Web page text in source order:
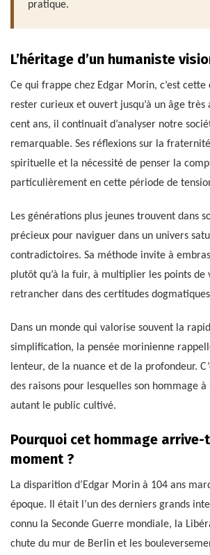
pratique.
L’héritage d’un humaniste
Ce qui frappe chez Edgar Morin, c’est
rester curieux et ouvert jusqu’à un âge très
cent ans, il continuait d’analyser notre
remarquable. Ses réflexions sur la
spirituelle et la nécessité de penser la
particulièrement en cette période de
Les générations plus jeunes trouvent dans
précieux pour naviguer dans un univers
contradictoires. Sa méthode invite à
plutôt qu’à la fuir, à multiplier les points de
retrancher dans des certitudes
Dans un monde qui valorise souvent la
simplification, la pensée morinienne
lenteur, de la nuance et de la profondeur.
des raisons pour lesquelles son hommage
autant le public cultivé.
Pourquoi cet hommage
moment ?
La disparition d’Edgar Morin à 104 ans
époque. Il était l’un des derniers grands
connu la Seconde Guerre mondiale, la
chute du mur de Berlin et les